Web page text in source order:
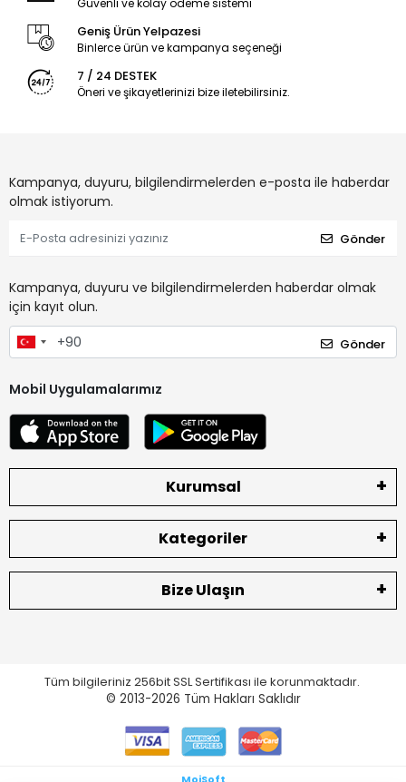
Güvenli ve kolay ödeme sistemi
Geniş Ürün Yelpazesi
Binlerce ürün ve kampanya seçeneği
7 / 24 DESTEK
Öneri ve şikayetlerinizi bize iletebilirsiniz.
Kampanya, duyuru, bilgilendirmelerden e-posta ile haberdar
olmak istiyorum.
Gönder
Kampanya, duyuru ve bilgilendirmelerden haberdar olmak
için kayıt olun.
Gönder
Mobil Uygulamalarımız
Kurumsal
Kategoriler
Bize Ulaşın
Tüm bilgileriniz 256bit SSL Sertifikası ile korunmaktadır.
© 2013-2026 Tüm Hakları Saklıdır